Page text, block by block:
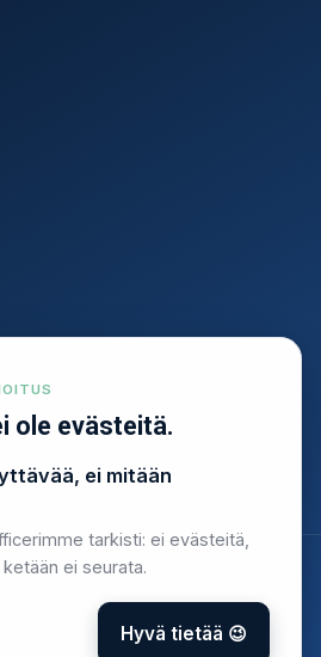
ole evästeitä.
ei mitään
tarkisti: ei evästeitä,
ei seurata.
Hyvä tietää 😉
2026 Onstruc
yhteensopiva · EU-isännöinti